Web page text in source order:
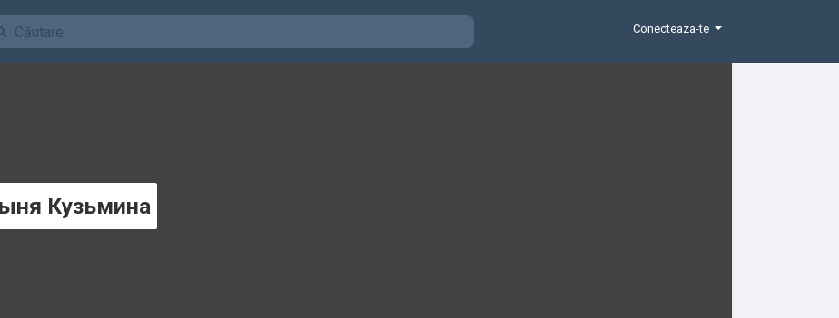
Conecteaza-te
Кузьминa